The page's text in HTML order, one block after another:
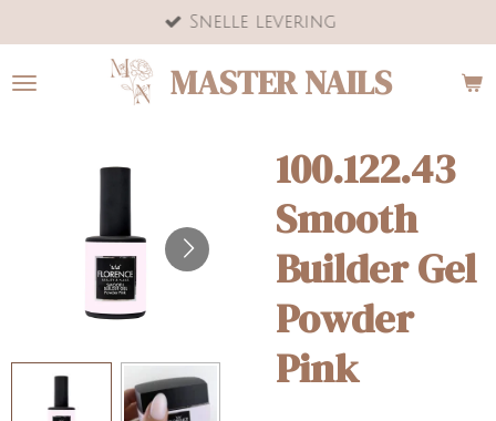
direct
naar
MASTER NAILS
Snelle levering
100.122.43
Smooth
Builder Gel
Powder
Pink